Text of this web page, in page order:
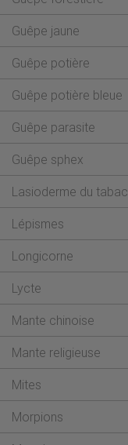
Guêpe jaune
Guêpe potière
Guêpe potière bleue
Guêpe parasite
Guêpe sphex
Lasioderme du tabac
Lépismes
Longicorne
Lycte
Mante chinoise
Mante religieuse
Mites
Morpions